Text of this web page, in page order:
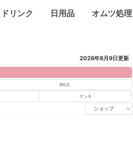
ドリンク 日用品 オムツ処理
2026年8月9日更新
BIG大
ゲンキ
ショップ